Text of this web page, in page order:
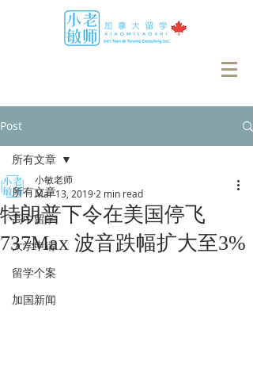
Post
所有文章
高中留学
大学申请
留学个案
加国新闻
所有文章
特朗普下令在美国停飞
737Max 波音跌幅扩大至3%
小敏老师
Mar 13, 2019 2 min read